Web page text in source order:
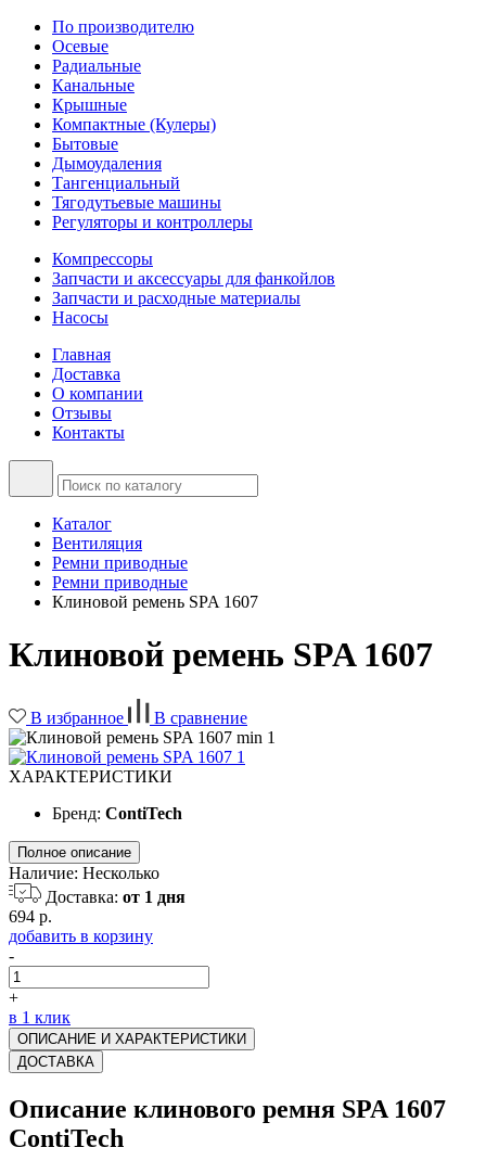
По производителю
Осевые
Радиальные
Канальные
Крышные
Компактные (Кулеры)
Бытовые
Дымоудаления
Тангенциальный
Тягодутьевые машины
Регуляторы и контроллеры
Компрессоры
Запчасти и аксессуары для фанкойлов
Запчасти и расходные материалы
Насосы
Главная
Доставка
О компании
Отзывы
Контакты
Каталог
Вентиляция
Ремни приводные
Ремни приводные
Клиновой ремень SPA 1607
Клиновой ремень SPA 1607
В избранное В сравнение
ХАРАКТЕРИСТИКИ
Бренд: ContiTech
Полное описание
Наличие: Несколько
Доставка: от 1 дня
694 р.
добавить в корзину
-
+
в 1 клик
ОПИСАНИЕ И ХАРАКТЕРИСТИКИ
ДОСТАВКА
Описание клинового ремня SPA 1607
ContiTech